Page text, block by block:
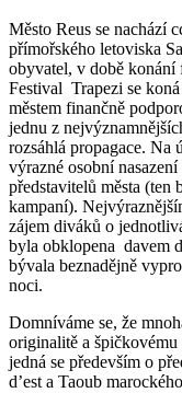
Město Reus se nachází
přímořského letoviska
obyvatel, v době konání
Festival Trapezi se
městem finančně
jednu z
rozsáhlá propagace. Na
výrazné osobní
představitelů města
kampaní).
zájem diváků o
byla obklopena davem
bývala beznadějně
noci.
Domníváme se, že
originalitě a
jedná se především o
d’est a Taoub